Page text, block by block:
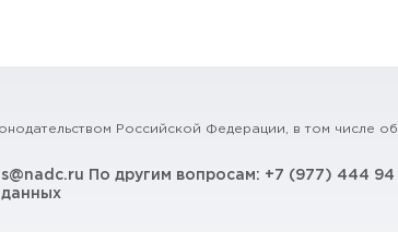
Российской Федерации, в том числе об
По другим вопросам: +7 (977) 444 94
данных